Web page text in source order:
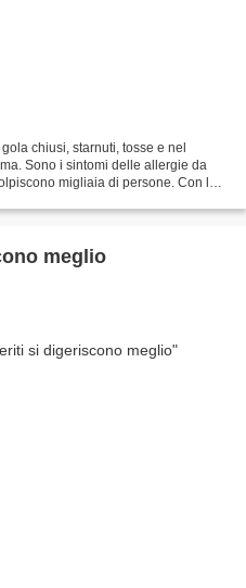
chiusi, starnuti, tosse e nel
Sono i sintomi delle allergie da
migliaia di persone. Con la
meglio